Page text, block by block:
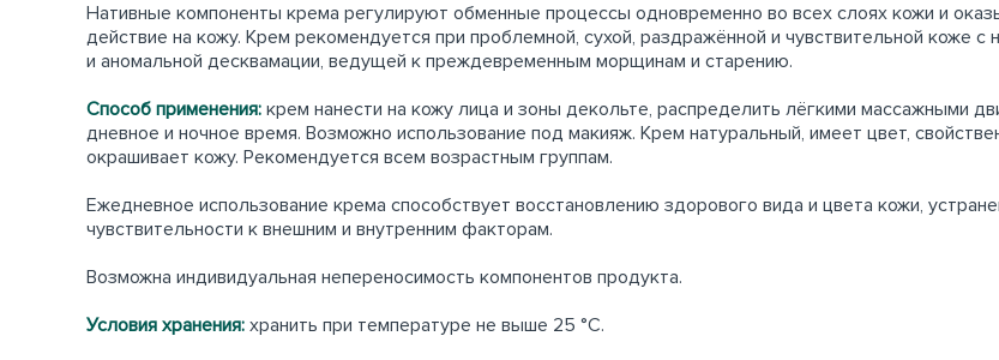
Нативные компоненты крема регулируют обменные процессы одновременно во всех слоях кожи и
действие на кожу. Крем рекомендуется при проблемной, сухой, раздражённой и чувствительной коже
и аномальной десквамации, ведущей к преждевременным морщинам и старению.
Способ применения: крем нанести на кожу лица и зоны декольте, распределить лёгкими массажными
дневное и ночное время. Возможно использование под макияж. Крем натуральный, имеет цвет,
окрашивает кожу. Рекомендуется всем возрастным группам.
Ежедневное использование крема способствует восстановлению здорового вида и цвета кожи,
чувствительности к внешним и внутренним факторам.
Возможна индивидуальная непереносимость компонентов продукта.
Условия хранения: хранить при температуре не выше 25 °С.